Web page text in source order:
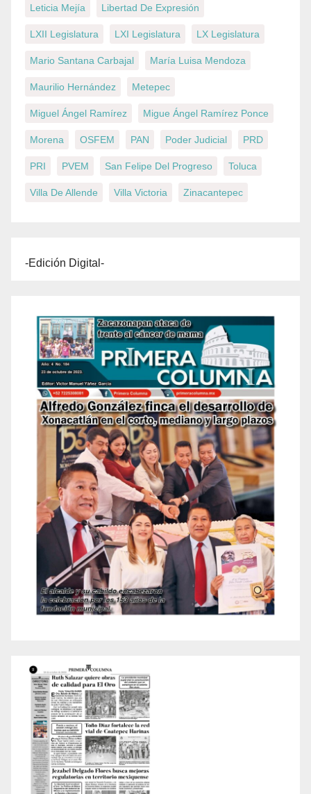
Leticia Mejía Libertad De Expresión
LXII Legislatura LXI Legislatura LX Legislatura
Mario Santana Carbajal María Luisa Mendoza
Maurilio Hernández Metepec
Miguel Ángel Ramírez Migue Ángel Ramírez Ponce
Morena OSFEM PAN Poder Judicial PRD
PRI PVEM San Felipe Del Progreso Toluca
Villa De Allende Villa Victoria Zinacantepec
-Edición Digital-